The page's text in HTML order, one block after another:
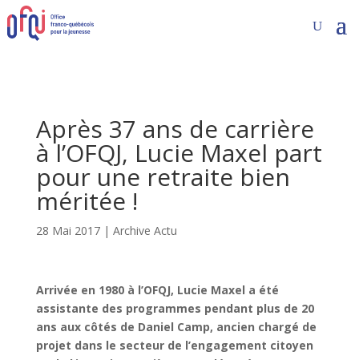
Après 37 ans de carrière
à l’OFQJ, Lucie Maxel part
pour une retraite bien
méritée !
28 Mai 2017| Archive Actu
Arrivée en 1980 à l’OFQJ, Lucie Maxel a été
assistante des programmes pendant plus de 20
ans aux côtés de Daniel Camp, ancien chargé de
projet dans le secteur de l’engagement citoyen